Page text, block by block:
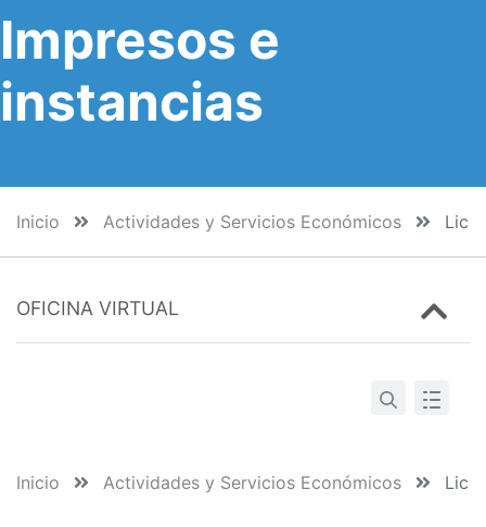
Impresos e
instancias
Inicio Actividades y Servicios Económicos
OFICINA VIRTUAL
Inicio Actividades y Servicios Económicos